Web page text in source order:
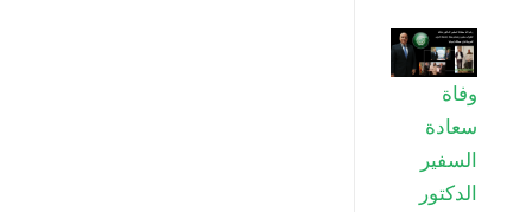
وفاة
سعادة
السفير
الدكتور